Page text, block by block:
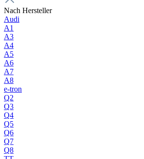
Nach Hersteller
Audi
A1
A3
A4
A5
A6
A7
A8
e-tron
Q2
Q3
Q4
Q5
Q6
Q7
Q8